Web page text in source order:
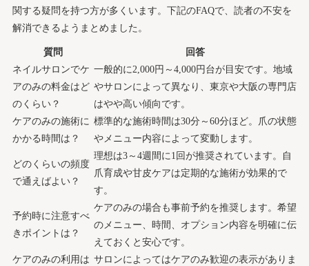
関する疑問を持つ方が多くいます。下記のFAQで、読者の不安を
解消できるようまとめました。
質問
回答
ネイルサロンでケ
アのみの料金はど
のくらい？
一般的に2,000円～4,000円台が目安です。地域
やサロンによって異なり、東京や大阪の専門店
はやや高い傾向です。
ケアのみの施術に
かかる時間は？
標準的な施術時間は30分～60分ほど。爪の状態
やメニュー内容によって変動します。
どのくらいの頻度
で通えばよい？
理想は3～4週間に1回が推奨されています。自
爪育成や甘皮ケアは定期的な施術が効果的で
す。
予約時に注意すべ
きポイントは？
ケアのみの場合も事前予約を推奨します。希望
のメニュー、時間、オプション内容を明確に伝
えておくと安心です。
ケアのみの利用は サロンによってはケアのみ歓迎の表示がありま